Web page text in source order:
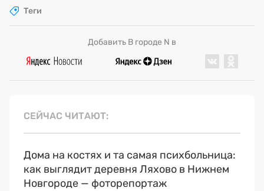
Теги
Добавить В городе N в
СЕЙЧАС ЧИТАЮТ
Дома на костях и та самая психбольница:
как выглядит деревня Ляхово в Нижнем
Новгороде — фоторепортаж